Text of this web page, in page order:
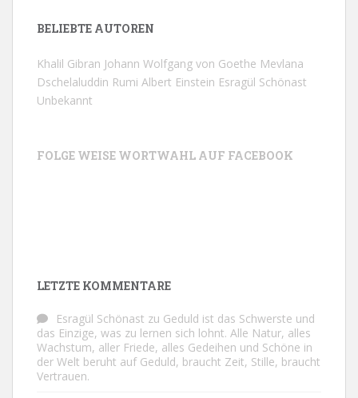
BELIEBTE AUTOREN
Khalil Gibran Johann Wolfgang von Goethe Mevlana
Dschelaluddin Rumi Albert Einstein Esragül Schönast
Unbekannt
FOLGE WEISE WORTWAHL AUF FACEBOOK
LETZTE KOMMENTARE
Esragül Schönast zu Geduld ist das Schwerste und
das Einzige, was zu lernen sich lohnt. Alle Natur, alles
Wachstum, aller Friede, alles Gedeihen und Schöne in
der Welt beruht auf Geduld, braucht Zeit, Stille, braucht
Vertrauen.